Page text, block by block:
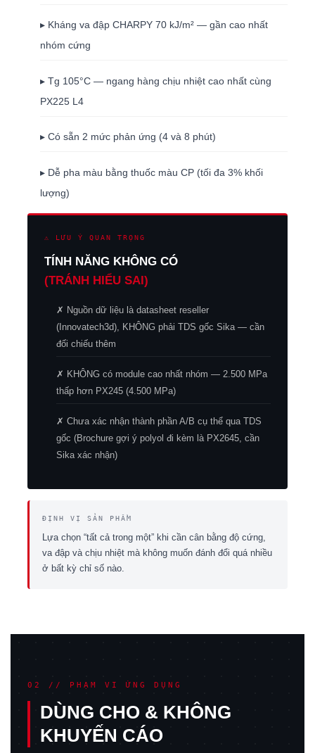
▸ Kháng va đập CHARPY 70 kJ/m² — gần cao nhất
nhóm cứng
▸ Tg 105°C — ngang hàng chịu nhiệt cao nhất cùng
PX225 L4
▸ Có sẵn 2 mức phản ứng (4 và 8 phút)
▸ Dễ pha màu bằng thuốc màu CP (tối đa 3% khối
lượng)
⚠ LƯU Ý QUAN TRỌNG
TÍNH NĂNG KHÔNG CÓ
(TRÁNH HIỂU SAI)
✗ Nguồn dữ liệu là datasheet reseller
(Innovatech3d), KHÔNG phải TDS gốc Sika — cần
đối chiếu thêm
✗ KHÔNG có module cao nhất nhóm — 2.500 MPa
thấp hơn PX245 (4.500 MPa)
✗ Chưa xác nhận thành phần A/B cụ thể qua TDS
gốc (Brochure gợi ý polyol đi kèm là PX2645, cần
Sika xác nhận)
ĐỊNH VỊ SẢN PHẨM
Lựa chọn “tất cả trong một” khi cần cân bằng độ cứng,
va đập và chịu nhiệt mà không muốn đánh đổi quá nhiều
ở bất kỳ chỉ số nào.
02 // PHẠM VI ỨNG DỤNG
DÙNG CHO & KHÔNG
KHUYẾN CÁO